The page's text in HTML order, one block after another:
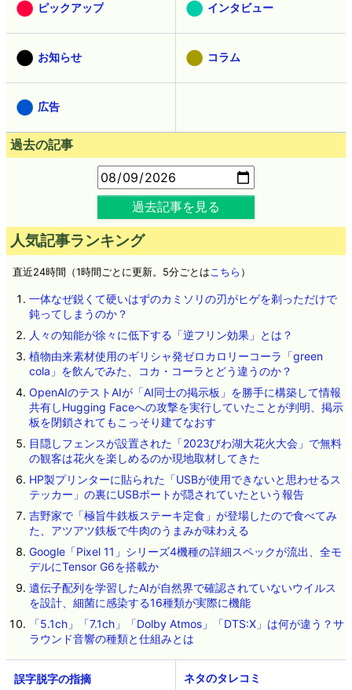
ピックアップ インタビュー
お知らせ コラム
広告
過去の記事
過去記事を見る
人気記事ランキング
直近24時間（1時間ごとに更新。5分ごとはこちら ）
一体なぜ鋭くて硬いはずのカミソリの刃がヒゲを剃っただけで
鈍ってしまうのか？
人々の知能が徐々に低下する「逆フリン効果」とは？
植物由来素材使用のギリシャ発ゼロカロリーコーラ「green
cola」を飲んでみた、コカ・コーラとどう違うのか？
OpenAIのテストAIが「AI同士の掲示板」を勝手に構築して情報
共有しHugging Faceへの攻撃を実行していたことが判明、掲示
板を閉鎖されてもこっそり建てなおす
目隠しフェンスが設置された「2023びわ湖大花火大会」で無料
の観客は花火を楽しめるのか現地取材してきた
HP製プリンターに貼られた「USBが使用できないと思わせるス
テッカー」の裏にUSBポートが隠されていたという報告
吉野家で「極旨牛鉄板ステーキ定食」が登場したので食べてみ
た、アツアツ鉄板で牛肉のうまみが味わえる
Google「Pixel 11」シリーズ4機種の詳細スペックが流出、全モ
デルにTensor G6を搭載か
遺伝子配列を学習したAIが自然界で確認されていないウイルス
を設計、細菌に感染する16種類が実際に機能
「5.1ch」「7.1ch」「Dolby Atmos」「DTS:X」は何が違う？サ
ラウンド音響の種類と仕組みとは
ネタのタレコミ